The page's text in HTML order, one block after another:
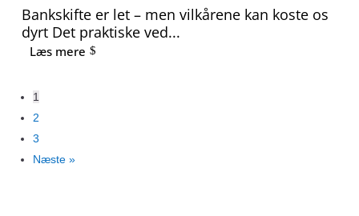
Bankskifte er let – men vilkårene kan koste os
dyrt Det praktiske ved...
Læs mere
1
2
3
Næste »